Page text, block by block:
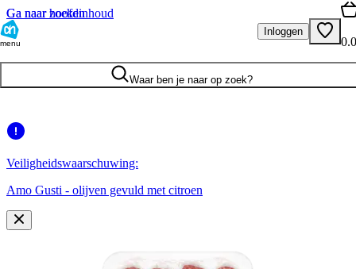
Ga naar hoofdinhoud
Ga naar zoeken
menu
Inloggen
Waar ben je naar op zoek?
Veiligheidswaarschuwing:
Amo Gusti - olijven gevuld met citroen